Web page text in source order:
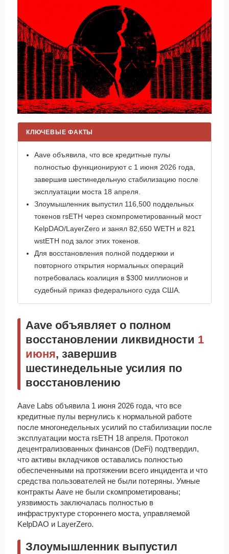
КЛЮЧЕВЫЕ ФАКТЫ
Aave объявила, что все кредитные пулы
полностью функционируют с 1 июня 2026 года,
завершив шестинедельную стабилизацию после
эксплуатации моста 18 апреля.
Злоумышленник выпустил 116,500 поддельных
токенов rsETH через скомпрометированный мост
KelpDAO/LayerZero и занял 82,650 WETH и 821
wstETH под залог этих токенов.
Для восстановления полной поддержки и
повторного открытия нормальных операций
потребовалась коалиция в $300 миллионов и
судебный приказ федерального суда США.
Aave объявляет о полном
восстановлении ликвидности 1
июня, завершив
шестинедельные усилия по
восстановлению
Aave Labs объявила 1 июня 2026 года, что все
кредитные пулы вернулись к нормальной работе
после многонедельных усилий по стабилизации после
эксплуатации моста rsETH 18 апреля. Протокол
децентрализованных финансов (DeFi) подтвердил,
что активы вкладчиков оставались полностью
обеспеченными на протяжении всего инцидента и что
средства пользователей не были потеряны. Умные
контракты Aave не были скомпрометированы;
уязвимость заключалась полностью в
инфраструктуре стороннего моста, управляемой
KelpDAO и LayerZero.
Злоумышленник выпустил